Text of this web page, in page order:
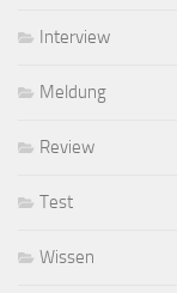
Interview
Meldung
Review
Test
Wissen